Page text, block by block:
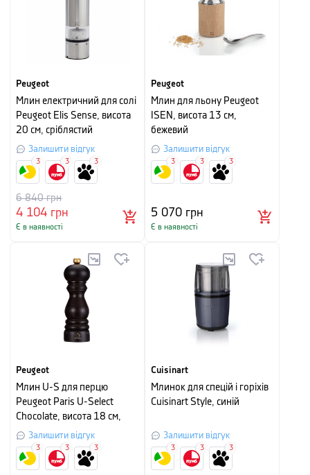
Peugeot
Млин електричний для солі
Peugeot Elis Sense, висота
20 см, сріблястий
Залишити відгук
4 104 грн
6 840грн
Є в наявності
3 3 3
Peugeot
Млин для льону Peugeot
ISEN, висота 13 см,
бежевий
Залишити відгук
5 070 грн
Є в наявності
3 3 3
Peugeot
Млин U-S для перцю
Peugeot Paris U-Select
Chocolate, висота 18 см,
шоколадний
Залишити відгук
3 3 3
Cuisinart
Млинок для спецій і горіхів
Cuisinart Style, синій
Залишити відгук
3 3 3